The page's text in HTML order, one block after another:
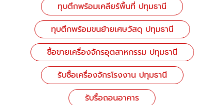
ทุบตึกพร้อมเคลียร์พื้นที่ ปทุมธานี
ทุบตึกพร้อมขนย้ายเศษวัสดุ ปทุมธานี
ซื้อขายเครื่องจักรอุตสาหกรรม ปทุมธานี
รับซื้อเครื่องจักรโรงงาน ปทุมธานี
รับรื้อถอนอาคาร